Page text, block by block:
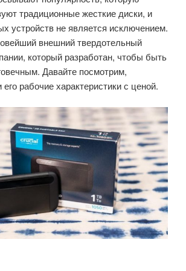
традиционные жесткие диски, и
устройств не является исключением.
внешний твердотельный
который разработан, чтобы быть
Давайте посмотрим,
рабочие характеристики с ценой.